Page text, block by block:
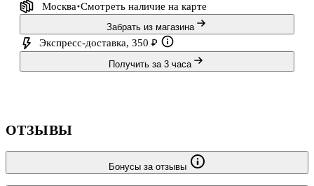
Москва Смотреть наличие на карте
Забрать из магазина
Экспресс-доставка, 350 ₽
Получить за 3 часа
ОТЗЫВЫ
Бонусы за отзывы